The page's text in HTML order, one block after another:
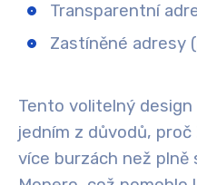
Transparentní
Zastíněné adresy
Tento volitelný
jedním z důvodů,
více burzách než plně